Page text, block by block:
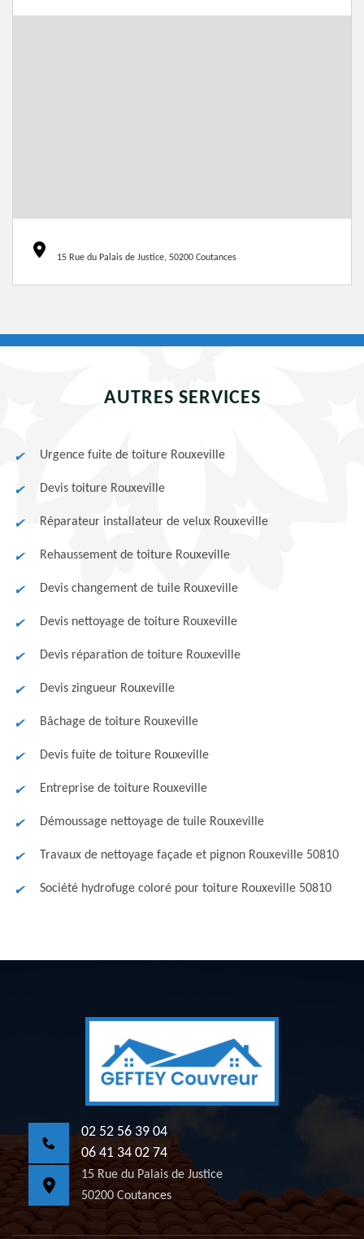
15 Rue du Palais de Justice, 50200 Coutances
AUTRES SERVICES
Urgence fuite de toiture Rouxeville
Devis toiture Rouxeville
Réparateur installateur de velux Rouxeville
Rehaussement de toiture Rouxeville
Devis changement de tuile Rouxeville
Devis nettoyage de toiture Rouxeville
Devis réparation de toiture Rouxeville
Devis zingueur Rouxeville
Bâchage de toiture Rouxeville
Devis fuite de toiture Rouxeville
Entreprise de toiture Rouxeville
Démoussage nettoyage de tuile Rouxeville
Travaux de nettoyage façade et pignon Rouxeville 50810
Société hydrofuge coloré pour toiture Rouxeville 50810
02 52 56 39 04
06 41 34 02 74
15 Rue du Palais de Justice
50200 Coutances